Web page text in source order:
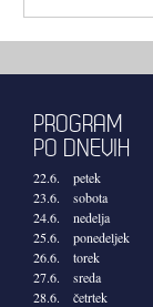
PROGRAM
PO DNEVIH
22.6. petek
23.6. sobota
24.6. nedelja
25.6. ponedeljek
26.6. torek
27.6. sreda
28.6. četrtek